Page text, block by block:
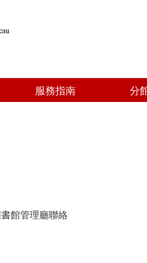
服務指南 分
館管理廳聯絡